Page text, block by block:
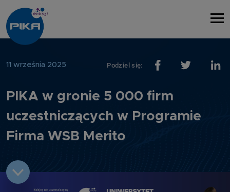
11 września 2025 Podziel się:
PIKA w gronie 5 000 firm
uczestniczących w Programie
Firma WSB Merito